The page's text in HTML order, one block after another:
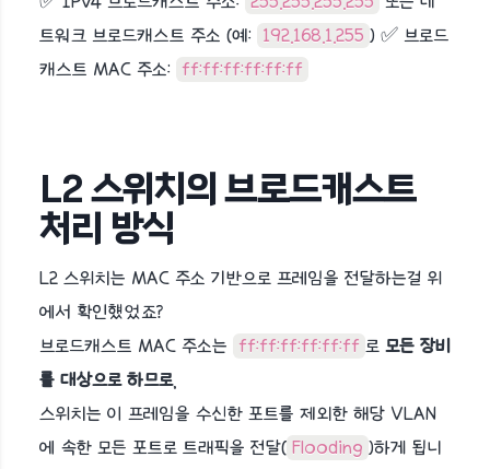
트워크 브로드캐스트 주소 (예:
192.168.1.255 ) ✅ 브로드
캐스트 MAC 주소:
ff:ff:ff:ff:ff:ff
L2 스위치의 브로드캐스트
처리 방식
L2 스위치는 MAC 주소 기반으로 프레임을 전달하는걸 위
에서 확인헀었죠?
브로드캐스트 MAC 주소는
ff:ff:ff:ff:ff:ff 로 모든 장비
를 대상으로 하므로,
스위치는 이 프레임을 수신한 포트를 제외한 해당 VLAN
에 속한 모든 포트로 트래픽을 전달( Flooding )하게 됩니